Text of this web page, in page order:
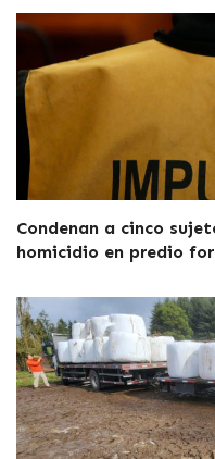
Condenan a cinco
homicidio en predio